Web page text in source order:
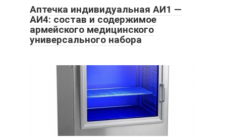
Аптечка индивидуальная АИ1 —
АИ4: состав и содержимое
армейского медицинского
универсального набора